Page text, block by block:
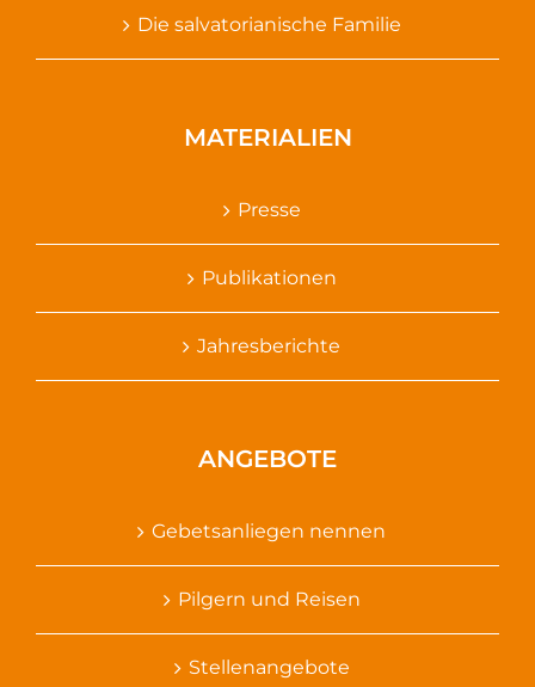
Die salvatorianische Familie
MATERIALIEN
Presse
Publikationen
Jahresberichte
ANGEBOTE
Gebetsanliegen nennen
Pilgern und Reisen
Stellenangebote